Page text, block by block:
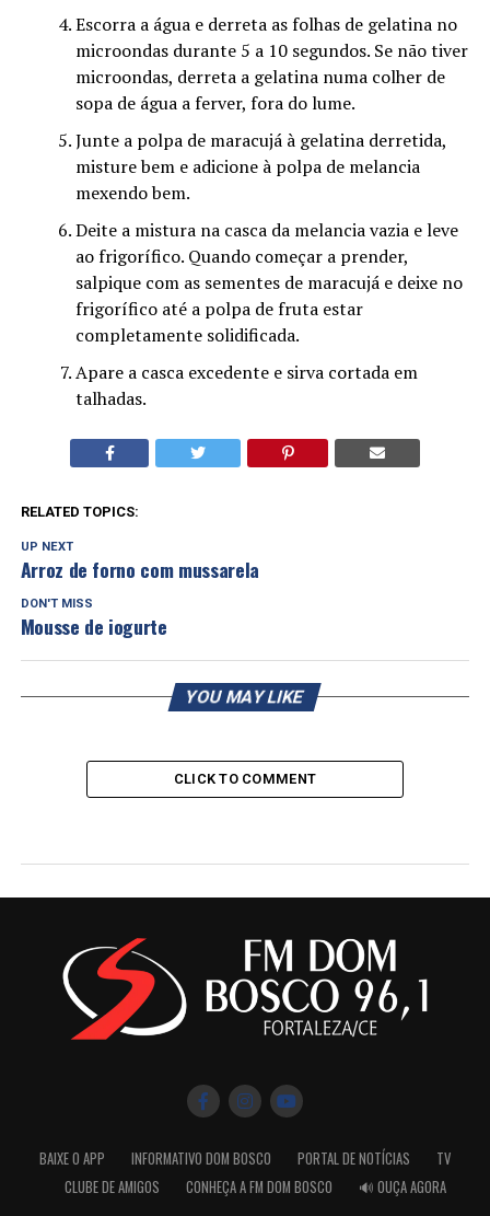
Escorra a água e derreta as folhas de gelatina no
microondas durante 5 a 10 segundos. Se não tiver
microondas, derreta a gelatina numa colher de
sopa de água a ferver, fora do lume.
Junte a polpa de maracujá à gelatina derretida,
misture bem e adicione à polpa de melancia
mexendo bem.
Deite a mistura na casca da melancia vazia e leve
ao frigorífico. Quando começar a prender,
salpique com as sementes de maracujá e deixe no
frigorífico até a polpa de fruta estar
completamente solidificada.
Apare a casca excedente e sirva cortada em
talhadas.
RELATED TOPICS:
UP NEXT
Arroz de forno com mussarela
DON'T MISS
Mousse de iogurte
YOU MAY LIKE
CLICK TO COMMENT
BAIXE O APP INFORMATIVO DOM BOSCO PORTAL DE NOTÍCIAS
TV
CLUBE DE AMIGOS
CONHEÇA A FM DOM BOSCO 🔊 OUÇA AGORA